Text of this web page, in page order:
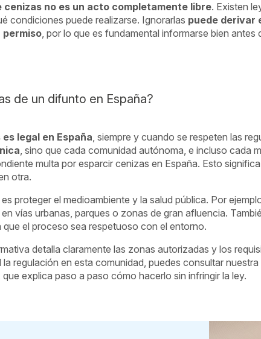
cenizas no es un acto completamente libre. Existen
condiciones puede realizarse. Ignorarlas puede derivar
permiso, por lo que es fundamental informarse bien antes
de un difunto en España?
legal en España, siempre y cuando se respeten las
, sino que cada comunidad autónoma, e incluso cada
multa por esparcir cenizas en España. Esto
otra.
proteger el medioambiente y la salud pública. Por
vías urbanas, parques o zonas de gran afluencia.
que el proceso sea respetuoso con el entorno.
detalla claramente las zonas autorizadas y los
regulación en esta comunidad, puedes consultar nuestra
que explica paso a paso cómo hacerlo sin infringir la ley.